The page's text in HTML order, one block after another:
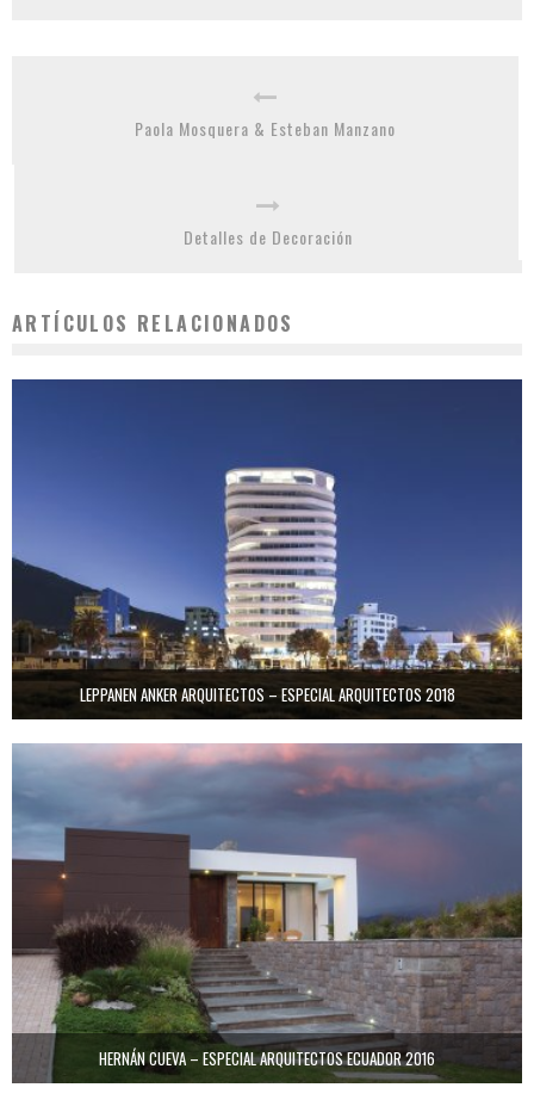
Paola Mosquera & Esteban Manzano
Detalles de Decoración
ARTÍCULOS RELACIONADOS
LEPPANEN ANKER ARQUITECTOS – ESPECIAL ARQUITECTOS 2018
HERNÁN CUEVA – ESPECIAL ARQUITECTOS ECUADOR 2016